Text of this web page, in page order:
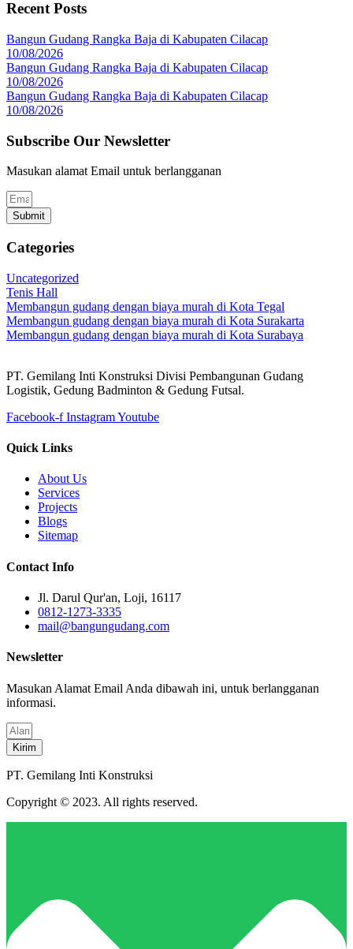
Recent Posts
Bangun Gudang Rangka Baja di Kabupaten Cilacap
10/08/2026
Bangun Gudang Rangka Baja di Kabupaten Cilacap
10/08/2026
Bangun Gudang Rangka Baja di Kabupaten Cilacap
10/08/2026
Subscribe Our Newsletter
Masukan alamat Email untuk berlangganan
Submit
Categories
Uncategorized
Tenis Hall
Membangun gudang dengan biaya murah di Kota Tegal
Membangun gudang dengan biaya murah di Kota Surakarta
Membangun gudang dengan biaya murah di Kota Surabaya
PT. Gemilang Inti Konstruksi Divisi Pembangunan Gudang
Logistik, Gedung Badminton & Gedung Futsal.
Facebook-f InstagramYoutube
Quick Links
About Us
Services
Projects
Blogs
Sitemap
Contact Info
Jl. Darul Qur'an, Loji, 16117
0812-1273-3335
mail@bangungudang.com
Newsletter
Masukan Alamat Email Anda dibawah ini, untuk berlangganan
informasi.
Kirim
PT. Gemilang Inti Konstruksi
Copyright © 2023. All rights reserved.